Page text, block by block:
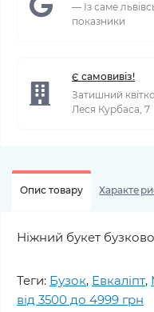
— Із саме
показники
Є самовивіз!
Затишний
Леся Курбаса, 7
Опис товару
Ніжний букет
Теги: Бузок, Евкаліпт,
від 3500 до 4999 грн